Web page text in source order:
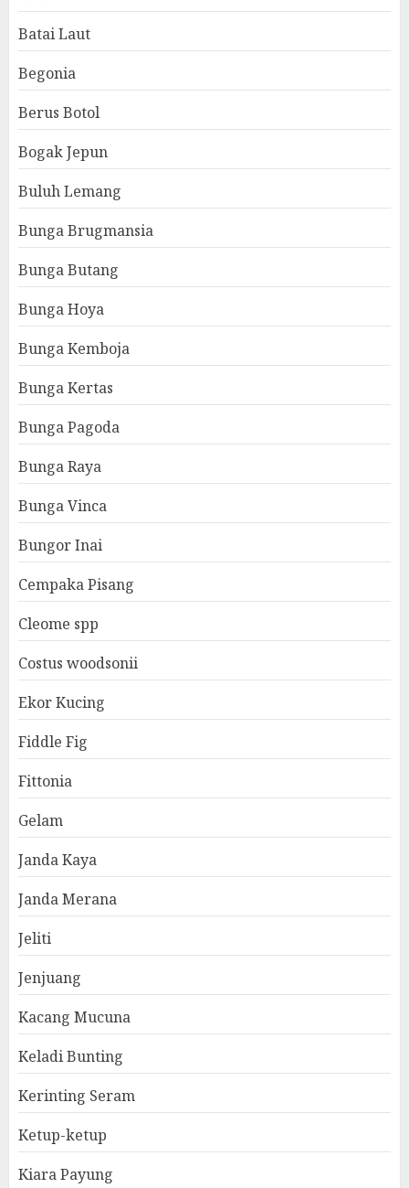
Batai Laut
Begonia
Berus Botol
Bogak Jepun
Buluh Lemang
Bunga Brugmansia
Bunga Butang
Bunga Hoya
Bunga Kemboja
Bunga Kertas
Bunga Pagoda
Bunga Raya
Bunga Vinca
Bungor Inai
Cempaka Pisang
Cleome spp
Costus woodsonii
Ekor Kucing
Fiddle Fig
Fittonia
Gelam
Janda Kaya
Janda Merana
Jeliti
Jenjuang
Kacang Mucuna
Keladi Bunting
Kerinting Seram
Ketup-ketup
Kiara Payung